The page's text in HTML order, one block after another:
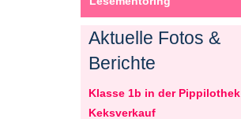
Aktuelle Fotos &
Berichte
Klasse 1b in der Pippilothek
Keksverkauf